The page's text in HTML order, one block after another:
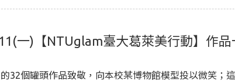
一)【NTUglam臺大葛萊美行動】作品
32個罐頭作品致敬，向本校某博物館模型投以微笑；